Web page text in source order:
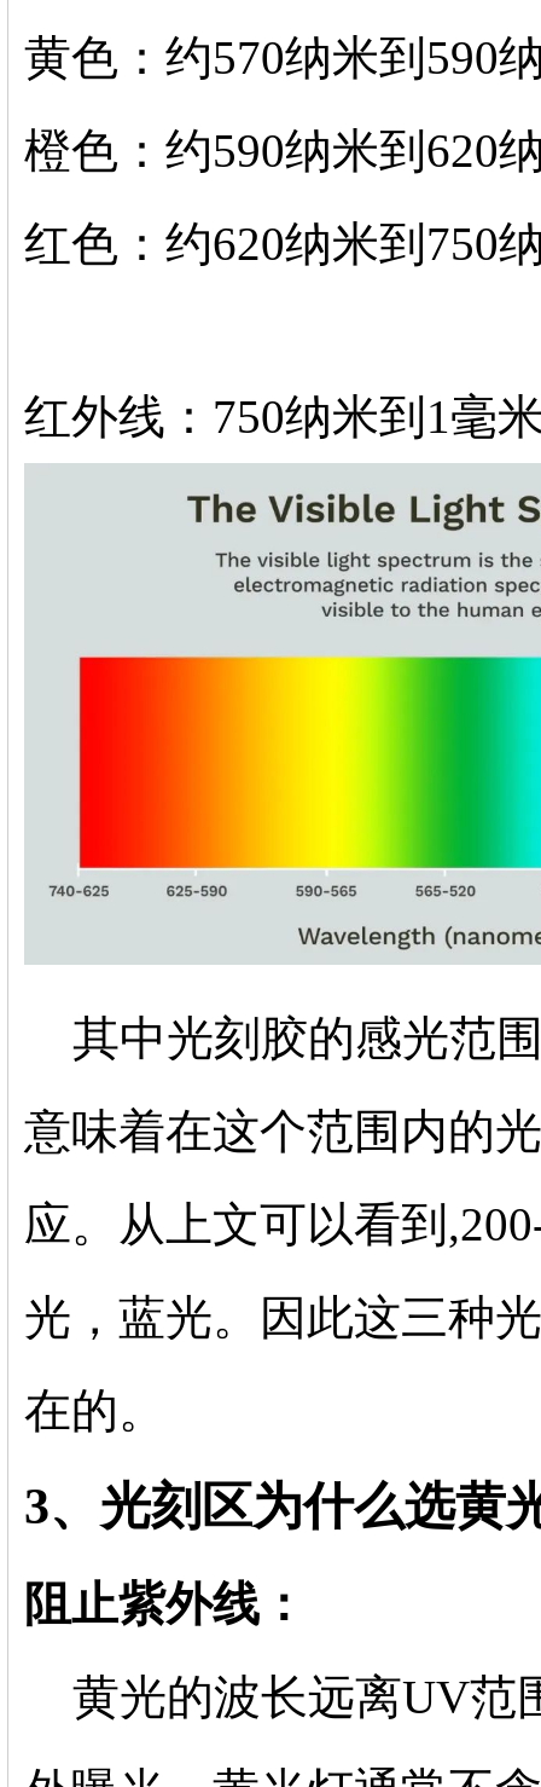
黄色：约570纳米到590
橙色：约590纳米到620
红色：约620纳米到750
红外线：750纳米到1毫
其中光刻胶的感光范
意味着在这个范围内的
应。从上文可以看到
光，蓝光。因此这三种
在的。
3、光刻区为什么选黄
阻止紫外线：
黄光的波长远离UV范